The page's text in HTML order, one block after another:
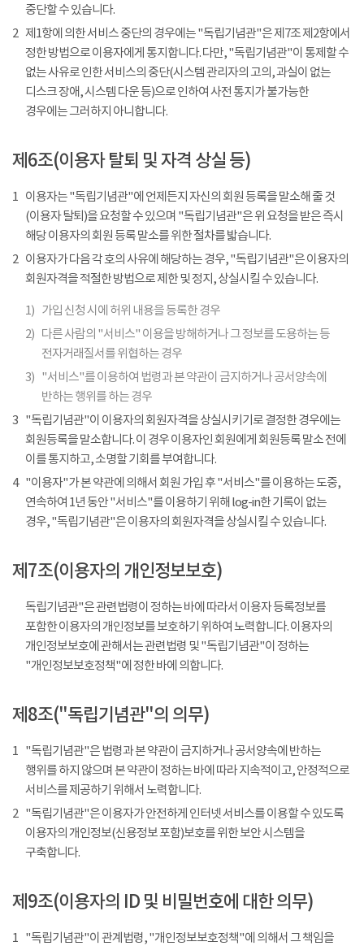
중단할 수 있습니다.
2 제1항에 의한 서비스 중단의 경우에는 "독립기념관"은 제7조 제2항에서
정한 방법으로 이용자에게 통지합니다. 다만, "독립기념관"이 통제할 수
없는 사유로 인한 서비스의 중단(시스템 관리자의 고의, 과실이 없는
디스크 장애, 시스템 다운 등)으로 인하여 사전 통지가 불가능한
경우에는 그러하지 아니합니다.
제6조(이용자 탈퇴 및 자격 상실 등)
1 이용자는 "독립기념관"에 언제든지 자신의 회원 등록을 말소해 줄 것
(이용자 탈퇴)을 요청할 수 있으며 "독립기념관"은 위 요청을 받은 즉시
해당 이용자의 회원 등록 말소를 위한 절차를 밟습니다.
2 이용자가 다음 각 호의 사유에 해당하는 경우, "독립기념관"은 이용자의
회원자격을 적절한 방법으로 제한 및 정지, 상실시킬 수 있습니다.
1) 가입 신청 시에 허위 내용을 등록한 경우
2) 다른 사람의 "서비스" 이용을 방해하거나 그 정보를 도용하는 등
전자거래질서를 위협하는 경우
3) "서비스"를 이용하여 법령과 본 약관이 금지하거나 공서양속에
반하는 행위를 하는 경우
3 "독립기념관"이 이용자의 회원자격을 상실시키기로 결정한 경우에는
회원등록을 말소합니다. 이 경우 이용자인 회원에게 회원등록 말소 전에
이를 통지하고, 소명할 기회를 부여합니다.
4
"이용자"가 본 약관에 의해서 회원 가입 후 "서비스"를 이용하는 도중,
연속하여 1년 동안 "서비스"를 이용하기 위해 log-in한 기록이 없는
경우, "독립기념관"은 이용자의 회원자격을 상실시킬 수 있습니다.
제7조(이용자의 개인정보보호)
독립기념관"은 관련법령이 정하는 바에 따라서 이용자 등록정보를
포함한 이용자의 개인정보를 보호하기 위하여 노력합니다. 이용자의
개인정보보호에 관해서는 관련법령 및 "독립기념관"이 정하는
"개인정보보호정책"에 정한 바에 의합니다.
제8조("독립기념관"의 의무)
1 "독립기념관"은 법령과 본 약관이 금지하거나 공서양속에 반하는
행위를 하지 않으며 본 약관이 정하는 바에 따라 지속적이고, 안정적으로
서비스를 제공하기 위해서 노력합니다.
2 "독립기념관"은 이용자가 안전하게 인터넷 서비스를 이용할 수 있도록
이용자의 개인정보(신용정보 포함)보호를 위한 보안 시스템을
구축합니다.
제9조(이용자의 ID 및 비밀번호에 대한 의무)
1 "독립기념관"이 관계법령, "개인정보보호정책"에 의해서 그 책임을